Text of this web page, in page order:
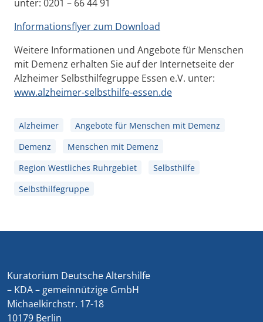
unter: 0201 – 66 44 91
Informationsflyer zum Download
Weitere Informationen und Angebote für Menschen
mit Demenz erhalten Sie auf der Internetseite der
Alzheimer Selbsthilfegruppe Essen e.V. unter:
www.alzheimer-selbsthilfe-essen.de
Alzheimer
Angebote für Menschen mit Demenz
Demenz
Menschen mit Demenz
Region Westliches Ruhrgebiet
Selbsthilfe
Selbsthilfegruppe
Kuratorium Deutsche Altershilfe
– KDA – gemeinnützige GmbH
Michaelkirchstr. 17-18
10179 Berlin